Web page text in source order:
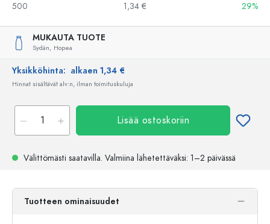
500
1,34 € 29%
MUKAUTA TUOTE
Sydän, Hopea
Yksikköhinta: alkaen 1,34 €
Hinnat sisältävät alv:n, ilman toimituskuluja
Lisää ostoskoriin
Välittömästi saatavilla. Valmiina lähetettäväksi: 1–2 päivässä
Tuotteen ominaisuudet